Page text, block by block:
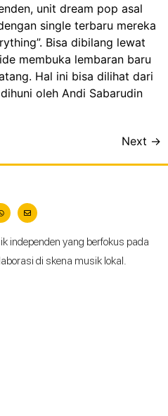
unit dream pop asal
single terbaru mereka
Bisa dibilang lewat
membuka lembaran baru
Hal ini bisa dilihat dari
oleh Andi Sabarudin
Next →
independen yang berfokus pada
di skena musik lokal.